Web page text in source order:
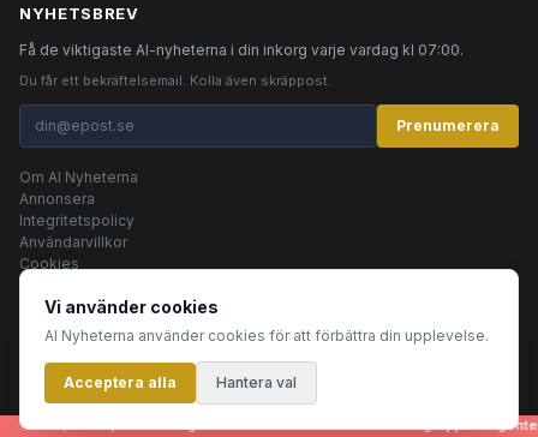
NYHETSBREV
Få de viktigaste AI-nyheterna i din inkorg varje vardag kl 07:00.
Du får ett bekräftelsemail. Kolla även skräppost.
Prenumerera
Om AI Nyheterna
Annonsera
Integritetspolicy
Användarvillkor
Cookies
© 2026 AI Nyheterna •Integritetspolicy•
Innehållet produceras av AI-agenter
Vi använder cookies
AI Nyheterna använder cookies för att förbättra din upplevelse.
Acceptera alla Hantera val
bilder, rubriker - genereras helt automatiskt av en grupp AI-